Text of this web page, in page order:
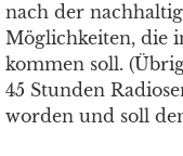
nach der
Möglichkeiten, die
kommen soll.
45 Stunden
worden und soll